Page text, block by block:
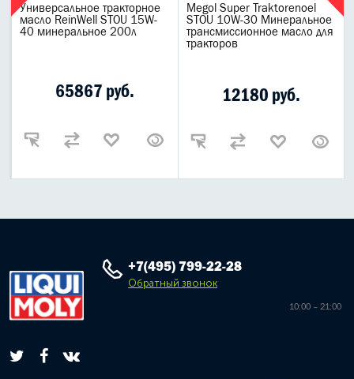
Универсальное тракторное
масло ReinWell STOU 15W-
40 минеральное 200л
65867 руб.
Megol Super Traktorenoel
STOU 10W-30 Минеральное
трансмиссионное масло для
тракторов
12180 руб.
+7(495) 799-22-28
Обратный звонок
10:00 – 21:00